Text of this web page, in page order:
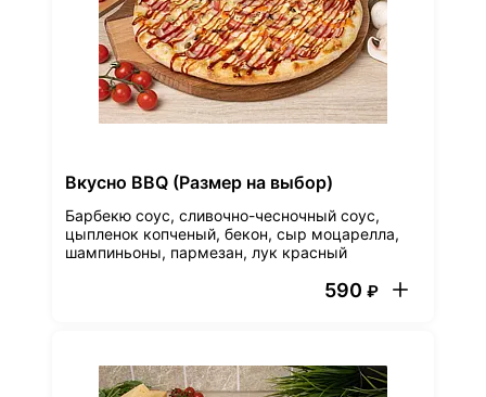
Вкусно BBQ (Размер на выбор)
Барбекю соус, сливочно-чесночный соус,
цыпленок копченый, бекон, сыр моцарелла,
шампиньоны, пармезан, лук красный
590 ₽